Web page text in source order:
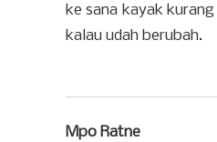
ke sana kayak
kalau udah berubah.
Mpo Ratne